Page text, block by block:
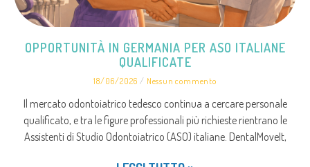
OPPORTUNITÀ IN GERMANIA PER ASO ITALIANE
QUALIFICATE
18/06/2026 Nessun commento
Il mercato odontoiatrico tedesco continua a cercare personale
qualificato, e tra le figure professionali più richieste rientrano le
Assistenti di Studio Odontoiatrico (ASO) italiane. DentalMoveIt,